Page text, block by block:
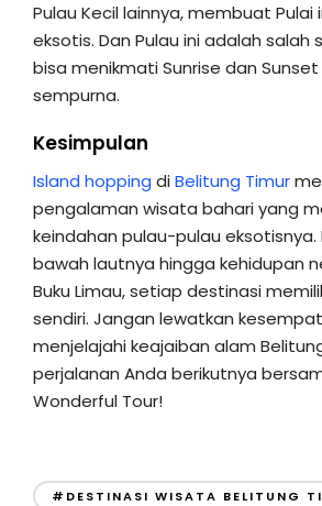
Pulau Kecil lainnya, membuat Pulai
eksotis. Dan Pulau ini adalah salah
bisa menikmati Sunrise dan
sempurna.
Kesimpulan
Island hopping diBelitung Timur
pengalaman wisata bahari yang
keindahan pulau-pulau eksotisnya.
bawah lautnya hingga kehidupan
Buku Limau, setiap destinasi
sendiri. Jangan lewatkan
menjelajahi keajaiban alam
perjalanan Anda berikutnya
Wonderful Tour!
#DESTINASI WISATA BELITUNG